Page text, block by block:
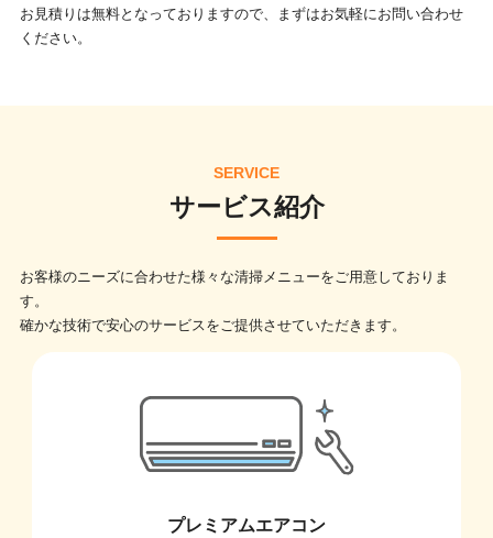
お見積りは無料となっておりますので、まずはお気軽にお問い合わせ
ください。
SERVICE
サービス紹介
お客様のニーズに合わせた様々な清掃メニューをご用意しておりま
す。
確かな技術で安心のサービスをご提供させていただきます。
プレミアムエアコン